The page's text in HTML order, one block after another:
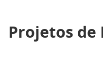
Projetos de